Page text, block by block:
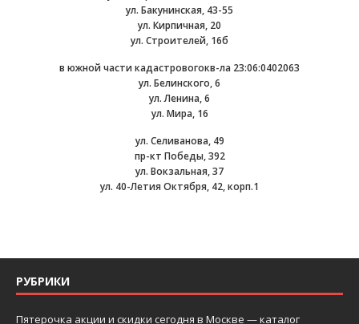
ул. Бакунинская, 43-55
ул. Кирпичная, 20
ул. Строителей, 16б
в южной части кадастровогокв-ла 23:06:0402063
ул. Белинского, 6
ул. Ленина, 6
ул. Мира, 16
ул. Селиванова, 49
пр-кт Победы, 392
ул. Вокзальная, 37
ул. 40-Летия Октября, 42, корп.1
РУБРИКИ
Пятерочка акции и скидки сегодня в Москве — каталог